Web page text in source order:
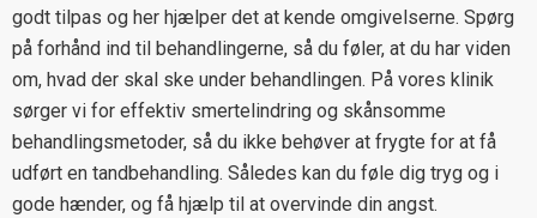
godt tilpas og her hjælper det at kende omgivelserne. Spørg
på forhånd ind til behandlingerne, så du føler, at du har viden
om, hvad der skal ske under behandlingen. På vores klinik
sørger vi for effektiv smertelindring og skånsomme
behandlingsmetoder, så du ikke behøver at frygte for at få
udført en tandbehandling. Således kan du føle dig tryg og i
gode hænder, og få hjælp til at overvinde din angst.